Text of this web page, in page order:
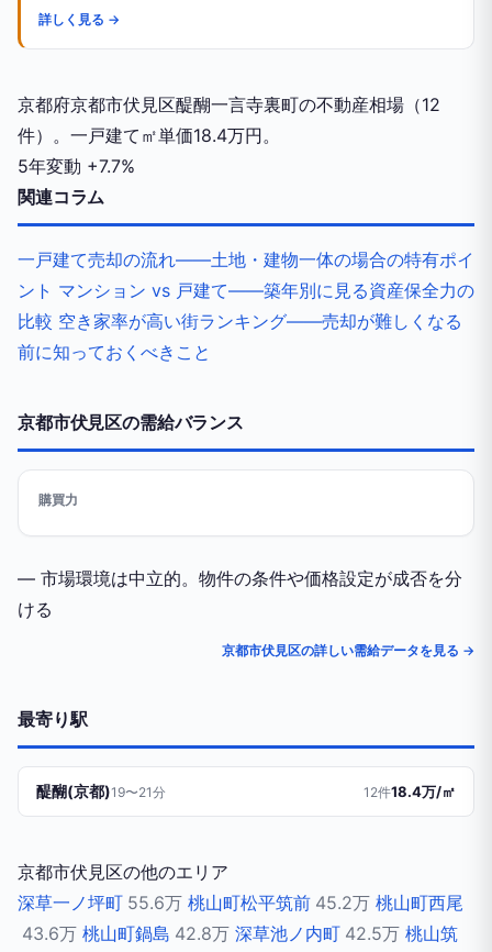
詳しく見る →
京都府京都市伏見区醍醐一言寺裏町の不動産相場（12
件）。一戸建て㎡単価18.4万円。
5年変動 +7.7%
関連コラム
一戸建て売却の流れ——土地・建物一体の場合の特有ポイ
ント マンション vs 戸建て——築年別に見る資産保全力の
比較 空き家率が高い街ランキング——売却が難しくなる
前に知っておくべきこと
京都市伏見区の需給バランス
購買力
— 市場環境は中立的。物件の条件や価格設定が成否を分
ける
京都市伏見区の詳しい需給データを見る →
最寄り駅
醍醐(京都)19〜21分 12件18.4万/㎡
京都市伏見区の他のエリア
深草一ノ坪町 55.6万 桃山町松平筑前 45.2万 桃山町西尾
43.6万 桃山町鍋島 42.8万 深草池ノ内町 42.5万 桃山筑